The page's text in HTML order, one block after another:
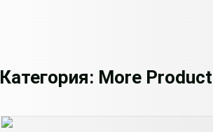
Категория: More